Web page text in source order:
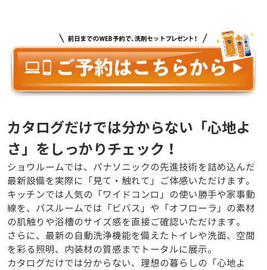
カタログだけでは分からない「心地よ
さ」をしっかりチェック！
ショウルームでは、パナソニックの先進技術を詰め込んだ
最新設備を実際に「見て・触れて」ご体感いただけます。
キッチンでは人気の「ワイドコンロ」の使い勝手や家事動
線を、バスルームでは「ビバス」や「オフローラ」の素材
の肌触りや浴槽のサイズ感を直接ご確認いただけます。
さらに、最新の自動洗浄機能を備えたトイレや洗面、空間
を彩る照明、内装材の質感までトータルに展示。
カタログだけでは分からない、理想の暮らしの「心地よ